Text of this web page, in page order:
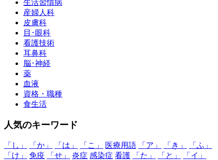
生活習慣病
産婦人科
皮膚科
目･眼科
看護技術
耳鼻科
脳･神経
薬
血液
資格・職種
食生活
人気のキーワード
「し」 「か」 「は」 「こ」 医療用語 「ア」 「き」
「ふ」
「け」
免疫 「せ」 炎症 感染症 看護 「た」 「と」
「イ」